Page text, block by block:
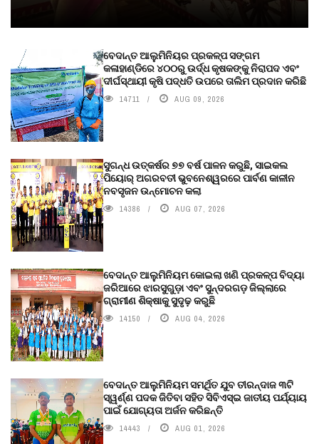
ବେଦାନ୍ତ ଆଲୁମିନିୟର ପ୍ରକଳ୍ପ ସଙ୍ଗମ
କଳାହାଣ୍ଡିରେ ୪୦୦ରୁ ଉର୍ଦ୍ଧ କୃଷକଙ୍କୁ ନିରାପଦ ଏବଂ
ଦୀର୍ଘସ୍ଥାୟୀ କୃଷି ପଦ୍ଧତି ଉପରେ ତାଲିମ ପ୍ରଦାନ କରିଛି
14711 AUG 09, 2026
ସୁଗନ୍ଧ ଉତ୍କର୍ଷର ୭୭ ବର୍ଷ ପାଳନ କରୁଛି, ସାଇକଲ
ପିୟୋର୍‌ ଅଗରବତୀ ଭୁବନେଶ୍ୱରରେ ପାର୍ବଣ କାଳୀନ
ନବସୃଜନ ଉନ୍ମୋଚନ କଲା
14386 AUG 07, 2026
ବେଦାନ୍ତ ଆଲୁମିନିୟମ କୋଇଲା ଖଣି ପ୍ରକଳ୍ପ ବିଦ୍ୟା
ଜରିଆରେ ଝାରସୁଗୁଡ଼ା ଏବଂ ସୁନ୍ଦରଗଡ଼ ଜିଲ୍ଲାରେ
ଗ୍ରାମୀଣ ଶିକ୍ଷାକୁ ସୁଦୃଢ଼ କରୁଛି
14150 AUG 04, 2026
ବେଦାନ୍ତ ଆଲୁମିନିୟମ ସମର୍ଥିତ ଯୁବ ତୀରନ୍ଦାଜ ୩ଟି
ସ୍ୱର୍ଣ୍ଣ ପଦକ ଜିତିବା ସହିତ ସିବିଏସ୍ଇ ଜାତୀୟ ପର୍ଯ୍ୟାୟ
ପାଇଁ ଯୋଗ୍ୟତା ଅର୍ଜନ କରିଛନ୍ତି
14443 AUG 01, 2026